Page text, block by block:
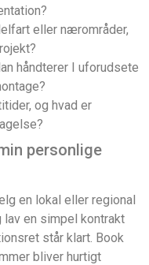
eller nærområder,
håndterer I uforudsete
og hvad er
personlige
en lokal eller regional
lav en simpel kontrakt
står klart. Book
bliver hurtigt